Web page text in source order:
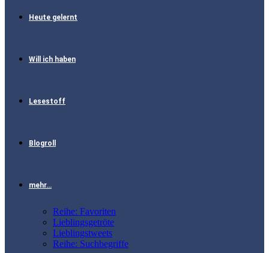
Heute gelernt
Will ich haben
Lesestoff
Blogroll
mehr…
Reihe: Favoriten
Lieblingsgetröte
Lieblingstweets
Reihe: Suchbegriffe